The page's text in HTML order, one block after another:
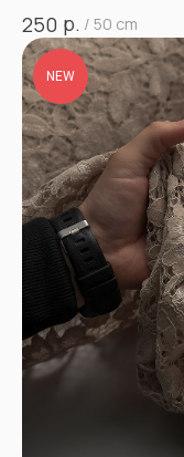
250 р. / 50 cm
NEW